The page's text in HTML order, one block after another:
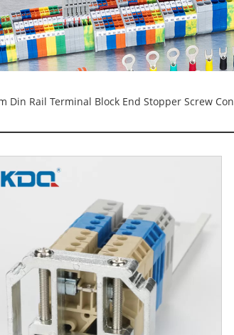
Din Rail Terminal Block End Stopper Screw